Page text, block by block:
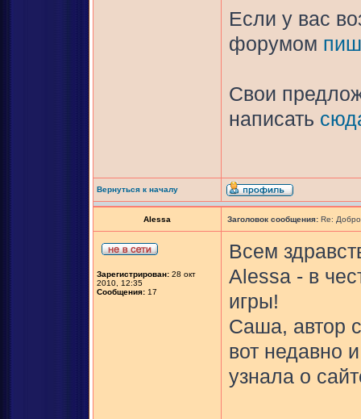
Если у вас
форумом
Свои
написать
Вернуться к началу
Alessa Заголовок сообщения: Re:
Зарегистрирован: 28 окт
2010, 12:35
Сообщения: 17
Всем
Alessa - в
игры!
Саша, автор
вот недавно
узнала о